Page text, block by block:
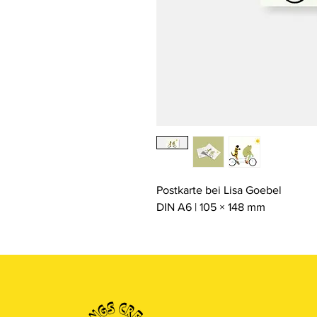
Postkarte bei Lisa Goebel
DIN A6 | 105 × 148 mm